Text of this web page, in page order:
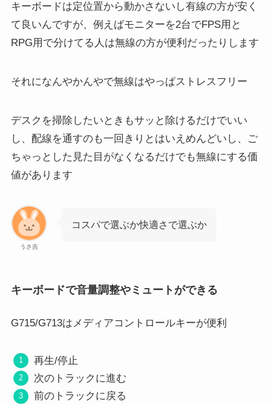
キーボードは定位置から動かさないし有線の方が安く
て良いんですが、例えばモニターを2台でFPS用と
RPG用で分けてる人は無線の方が便利だったりします
それになんやかんやで無線はやっぱストレスフリー
デスクを掃除したいときもサッと除けるだけでいい
し、配線を通すのも一回きりとはいえめんどいし、ご
ちゃっとした見た目がなくなるだけでも無線にする価
値があります
うさ吉
コスパで選ぶか快適さで選ぶか
キーボードで音量調整やミュートができる
G715/G713はメディアコントロールキーが便利
再生/停止
次のトラックに進む
前のトラックに戻る